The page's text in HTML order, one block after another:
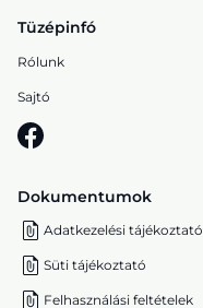
Tüzépinfó
Rólunk
Sajtó
Dokumentumok
Adatkezelési tájékoztató
Süti tájékoztató
Felhasználási feltételek